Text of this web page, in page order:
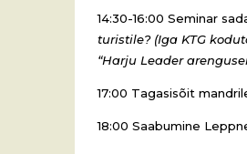
14:30-16:00 Seminar
turistile? (Iga KTG
“Harju Leader
17:00 Tagasisõit
18:00 Saabumine